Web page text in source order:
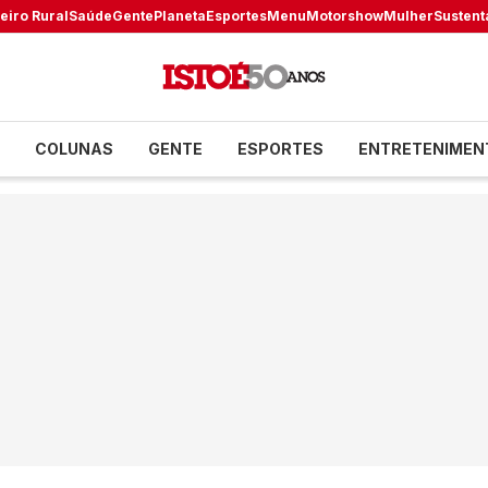
RuralSaúdeGentePlanetaEsportesMenuMotorshowMulher
COLUNAS GENTE ESPORTES